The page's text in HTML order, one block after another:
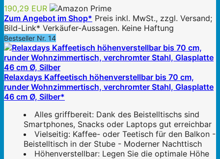
190,29 EUR
Zum Angebot im Shop* Preis inkl. MwSt., zzgl. Versand;
Bild-Link* Verkäufer-Aussagen. Keine Haftung
Bestseller Nr. 14
Relaxdays Kaffeetisch höhenverstellbar bis 70 cm,
runder Wohnzimmertisch, verchromter Stahl, Glasplatte
46 cm Ø, Silber*
Alles griffbereit: Dank des Beistelltischs sind
Smartphones, Snacks oder Laptops gut erreichbar
Vielseitig: Kaffee- oder Teetisch für den Balkon -
Beistelltisch in der Stube - Moderner Nachttisch
Höhenverstellbar: Legen Sie die optimale Höhe